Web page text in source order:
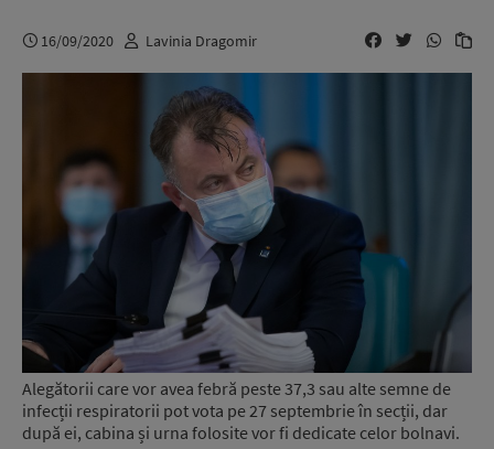
16/09/2020 Lavinia Dragomir
Alegătorii care vor avea febră peste 37,3 sau alte semne de
infecții respiratorii pot vota pe 27 septembrie în secții, dar
după ei, cabina și urna folosite vor fi dedicate celor bolnavi.